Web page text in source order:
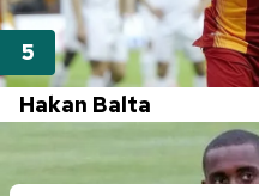
Hakan Balta